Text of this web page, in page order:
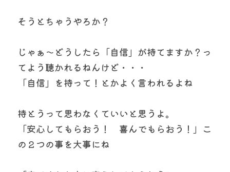
そうとちゃうやろか？
じゃぁ～どうしたら「自信」が持てますか？っ
てよう聴かれるねんけど・・・
「自信」を持って！とかよく言われるよね
持とうって思わなくていいと思うよ。
「安心してもらおう！　喜んでもらおう！」こ
の２つの事を大事にね